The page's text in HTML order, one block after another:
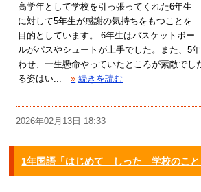
高学年として学校を引っ張ってくれた6年生
に対して5年生が感謝の気持ちをもつことを
目的としています。 6年生はバスケットボー
ルがパスやシュートが上手でした。また、5
わせ、一生懸命やっていたところが素敵でし
る姿はい...
» 続きを読む
2026年02月13日 18:33
1年国語「はじめて しった 学校のこと